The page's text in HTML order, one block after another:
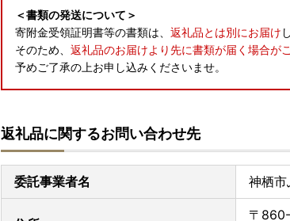
＜書類の発送について＞
寄附金受領証明書等の書類は、 返礼品とは別にお届け
そのため、 返礼品のお届けより先に書類が届く場合が
予めご了承の上お申し込みくださいませ。
返礼品に関するお問い合わせ先
委託事業者名 神栖
〒